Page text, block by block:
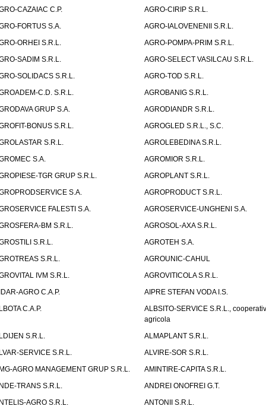
CAZAIAC C.P.
AGRO-CIRIP S.R.L.
FORTUS S.A.
AGRO-IALOVENENII S.R.L.
ORHEI S.R.L.
AGRO-POMPA-PRIM S.R.L.
SADIM S.R.L.
AGRO-SELECT VASILCAU S.R.L.
SOLIDACS S.R.L.
AGRO-TOD S.R.L.
C.D. S.R.L.
AGROBANIG S.R.L.
GRUP S.A.
AGRODIANDR S.R.L.
BONUS S.R.L.
AGROGLED S.R.L., S.C.
S.R.L.
AGROLEBEDINA S.R.L.
S.A.
AGROMIOR S.R.L.
TGR GRUP S.R.L.
AGROPLANT S.R.L.
S.A.
AGROPRODUCT S.R.L.
FALESTI S.A.
AGROSERVICE-UNGHENI S.A.
BM S.R.L.
AGROSOL-AXA S.R.L.
S.R.L.
AGROTEH S.A.
S.R.L.
AGROUNIC-CAHUL
IVM S.R.L.
AGROVITICOLA S.R.L.
AGRO C.A.P.
AIPRE STEFAN VODA I.S.
C.A.P.
ALBSITO-SERVICE S.R.L.,
agricola
S.R.L.
ALMAPLANT S.R.L.
SERVICE S.R.L.
ALVIRE-SOR S.R.L.
AGRO MANAGEMENT GRUP S.R.L.
AMINTIRE-CAPITA S.R.L.
TRANS S.R.L.
ANDREI ONOFREI G.T.
AGRO S.R.L.
ANTONII S.R.L.